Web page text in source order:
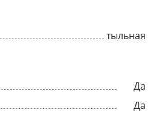
тыльная
Да
Да